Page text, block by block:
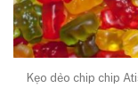
Kẹo dẻo chip chip